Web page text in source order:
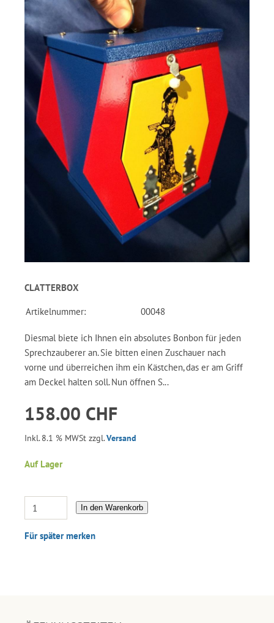
CLATTERBOX
Artikelnummer: 00048
Diesmal biete ich Ihnen ein absolutes Bonbon für jeden
Sprechzauberer an. Sie bitten einen Zuschauer nach
vorne und überreichen ihm ein Kästchen, das er am Griff
am Deckel halten soll. Nun öffnen S...
158.00 CHF
Inkl. 8.1 % MWSt zzgl.Versand
Auf Lager
In den Warenkorb
Für später merken